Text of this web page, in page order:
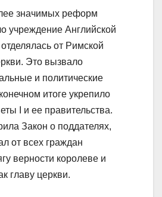
значимых реформ
учреждение Английской
от Римской
Это вызвало
и политические
итоге укрепило
I и ее правительства.
Закон о поддателях,
от всех граждан
верности королеве и
главу церкви.